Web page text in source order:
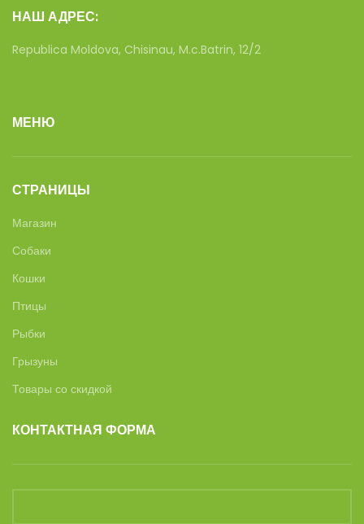
НАШ АДРЕС:
Republica Moldova, Chisinau, M.c.Batrin, 12/2
МЕНЮ
СТРАНИЦЫ
Магазин
Собаки
Кошки
Птицы
Рыбки
Грызуны
Товары со скидкой
КОНТАКТНАЯ ФОРМА